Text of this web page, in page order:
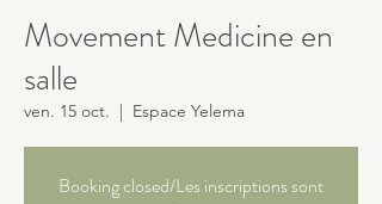
Movement Medicine en
salle
ven. 15 oct.
  |
Espace Yelema
Booking closed/Les inscriptions sont